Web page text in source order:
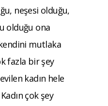
neşesi olduğu,
olduğu ona
mutlaka
fazla bir şey
kadın hele
çok şey